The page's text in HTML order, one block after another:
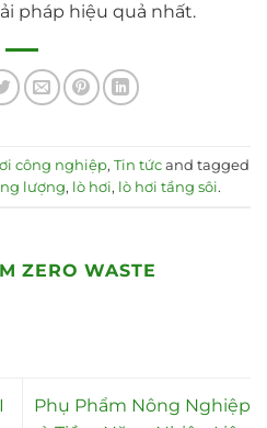
pháp hiệu quả nhất.
công nghiệp, Tin tứcand tagged
lượng, lò hơi, lò hơi tầng sôi.
ZERO WASTE
Phụ Phẩm Nông Nghiệp